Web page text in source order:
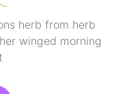
herb from herb
winged morning